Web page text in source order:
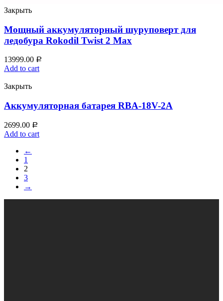
Закрыть
Мощный аккумуляторный шуруповерт для
ледобура Rokodil Twist 2 Max
13999.00 Р
Add to cart
Закрыть
Аккумуляторная батарея RBA-18V-2A
2699.00 Р
Add to cart
←
1
2
3
→